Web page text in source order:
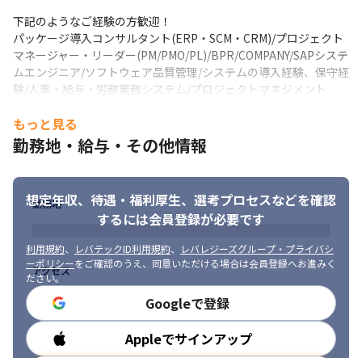
人事労務の業務に対して、COMPANYの導入・利活用や給与計算・
勤怠管理の運用といった最適化支援に向けたプロセス改善を行い
ます。
ゆくゆくは、シェアードサービスセンターの提案を行い、バック
いただきます。
■魅力
み合わせ、最も最適なソリューションを検討し導く力が求められ
ます。顧客の人事課題に触れながら、経営に影響を及ぼす人的資
本や組織の生産性に対する課題に挑むことで、企業全体の視野を
※担当職種の変更の範囲：会社の定める職種（出向を命じること
があり、その場合は出向先の定める職種）
※当社とは直接雇用契約を締結します。 その上で、業務内容やプ
ロジェクトの特性に応じて、入社時を含めて派遣として勤務する
場合や、業務委託契約（準委任／請負）に基づく受託事業に従事
する場合があります。
下記のようなご経験の方歓迎！
パッケージ導入コンサルタント(ERP・SCM・CRM)/プロジェクト
マネージャー・リーダー(PM/PMO/PL)/BPR/COMPANY/SAPシステ
ムエンジニア/ソフトウェア品質管理/システムの導入経験、保守経
験/人事・給与・労務業務システム/プロジェクトマネジメント
もっと見る
勤務地・給与・その他情報
想定年収、待遇・福利厚生、 選考プロセスなどを確認
するには会員登録が必要です
利用規約、 レバテックID利用規約、
レバレジーズグループ・プライバシ
ーポリシーをご確認のうえ、同意いただける場合は会員登録へお進みく
ださい。
Googleで登録
Appleでサインアップ
勤務地
アクセス
勤務時間